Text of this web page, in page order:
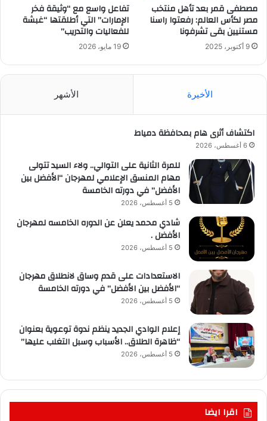
مصطفى قمر بعد تأهل منتخب
مصر لكأس العالم: رفعتوا راسنا
مستنيين بقى تشرفونا
9 أكتوبر، 2025
تفاعل واسع مع “وثيقة فخر
الإمارات” التي أطلقتها “غبشة
للفعاليات والتدريب”
19 مايو، 2026
الأخيرة الأشهر
اكتشاف أثرى هام بمحافظة دمياط
6 أغسطس، 2026
للمرة الثانية على التوالي.. ولاء السيد تتولى
مهام المنسق الإعلامي لمهرجان “الأفضل بين
الأفضل” في دورته الخامسة
5 أغسطس، 2026
شادي محمد يعلن عن الدوره الخامسه لمهرجان
الأفضل .
5 أغسطس، 2026
الاستعدادات على قدم وساق لانطلاق مهرجان
“الأفضل بين الأفضل” في دورته الخامسة
5 أغسطس، 2026
إعلام الوادي الجديد ينظم ندوة توعوية بعنوان
“ظاهرة الطلاق.. الأسباب وسبل التغلب عليها”
5 أغسطس، 2026
اقرا ايضا